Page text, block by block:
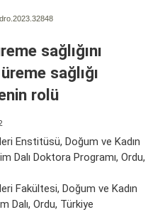
sağlığını
sağlığı
rolü
Enstitüsü, Doğum ve Kadın
Dalı Doktora Programı, Ordu,
Fakültesi, Doğum ve Kadın
Dalı, Ordu, Türkiye